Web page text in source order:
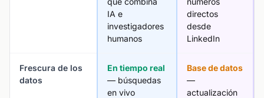
IA e
investigadores
humanos
directos
desde
LinkedIn
Frescura de los
datos
En tiempo real
— búsquedas
en vivo
Base de datos
—
actualización